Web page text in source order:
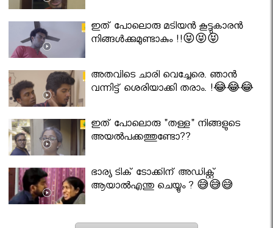
ഇത് പോലൊരു മടിയൻ കൂട്ടുകാരൻ
നിങ്ങൾക്കുമുണ്ടാകും !!😝😝😝
അതവിടെ ചാരി വെച്ചേരെ. ഞാൻ
വന്നിട്ട് ശെരിയാക്കി തരാം. !😂😂😂
ഇത് പോലൊരു "തള്ള" നിങ്ങളുടെ
അയല്‍പക്കത്തുണ്ടോ??
ഭാര്യ ടിക് ടോക്കിന് അഡിക്റ്റ്
ആയാൽഎന്തു ചെയ്യും ? 😅😅😅